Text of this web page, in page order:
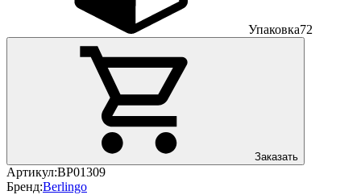
Упаковка72
Заказать
Артикул:BP01309
Бренд:Berlingo